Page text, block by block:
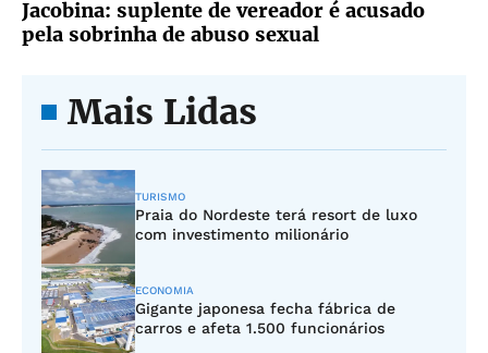
Jacobina: suplente de vereador é acusado
pela sobrinha de abuso sexual
Mais Lidas
TURISMO
Praia do Nordeste terá resort de luxo
com investimento milionário
ECONOMIA
Gigante japonesa fecha fábrica de
carros e afeta 1.500 funcionários